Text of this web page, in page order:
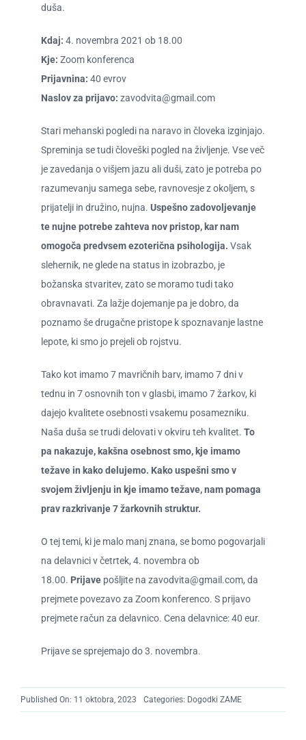
duša.
Kdaj: 4. novembra 2021 ob 18.00
Kje: Zoom konferenca
Prijavnina: 40 evrov
Naslov za prijavo: zavodvita@gmail.com
Stari mehanski pogledi na naravo in človeka izginjajo.
Spreminja se tudi človeški pogled na življenje. Vse več
je zavedanja o višjem jazu ali duši, zato je potreba po
razumevanju samega sebe, ravnovesje z okoljem, s
prijatelji in družino, nujna. Uspešno zadovoljevanje
te nujne potrebe zahteva nov pristop, kar nam
omogoča predvsem ezoterična psihologija. Vsak
slehernik, ne glede na status in izobrazbo, je
božanska stvaritev, zato se moramo tudi tako
obravnavati. Za lažje dojemanje pa je dobro, da
poznamo še drugačne pristope k spoznavanje lastne
lepote, ki smo jo prejeli ob rojstvu.
Tako kot imamo 7 mavričnih barv, imamo 7 dni v
tednu in 7 osnovnih ton v glasbi, imamo 7 žarkov, ki
dajejo kvalitete osebnosti vsakemu posamezniku.
Naša duša se trudi delovati v okviru teh kvalitet. To
pa nakazuje, kakšna osebnost smo, kje imamo
težave in kako delujemo. Kako uspešni smo v
svojem življenju in kje imamo težave, nam pomaga
prav razkrivanje 7 žarkovnih struktur.
O tej temi, ki je malo manj znana, se bomo pogovarjali
na delavnici v četrtek, 4. novembra ob
18.00. Prijavepošljite na zavodvita@gmail.com, da
prejmete povezavo za Zoom konferenco. S prijavo
prejmete račun za delavnico. Cena delavnice: 40 eur.
Prijave se sprejemajo do 3. novembra.
Published On: 11 oktobra, 2023 Categories: Dogodki ZAME